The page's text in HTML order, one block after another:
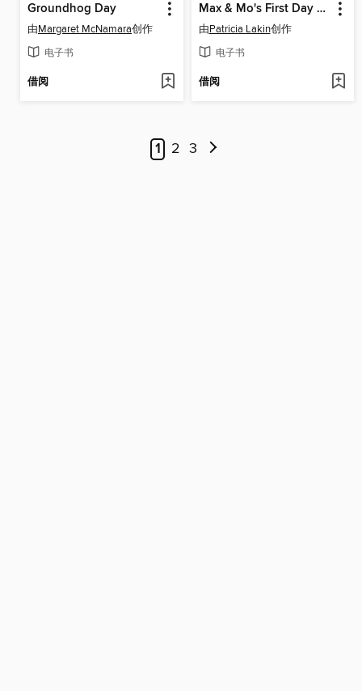
Groundhog Day
由Margaret McNamara创作
电子书
借阅
Max & Mo's First Day at School
由Patricia Lakin创作
电子书
借阅
1 2 3